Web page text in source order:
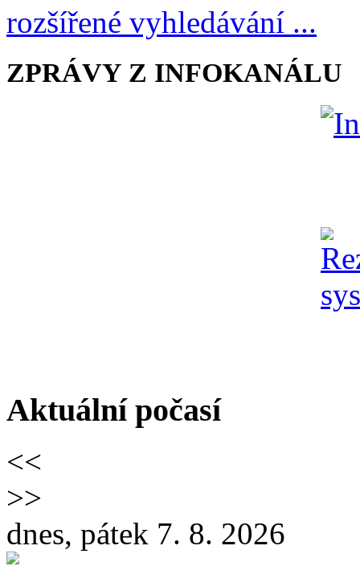
rozšířené vyhledávání ...
ZPRÁVY Z INFOKANÁLU
Aktuální počasí
<<
>>
dnes, pátek 7. 8. 2026